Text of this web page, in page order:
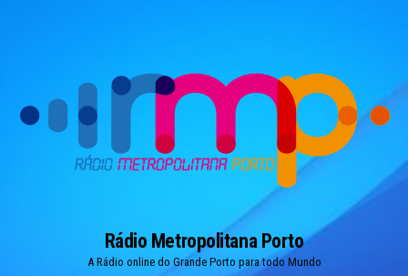
Rádio Metropolitana Porto
A Rádio online do Grande Porto para todo Mundo